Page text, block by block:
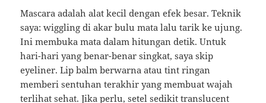
Mascara adalah alat kecil dengan efek besar. Teknik
saya: wiggling di akar bulu mata lalu tarik ke ujung.
Ini membuka mata dalam hitungan detik. Untuk
hari-hari yang benar-benar singkat, saya skip
eyeliner. Lip balm berwarna atau tint ringan
memberi sentuhan terakhir yang membuat wajah
terlihat sehat. Jika perlu, setel sedikit translucent